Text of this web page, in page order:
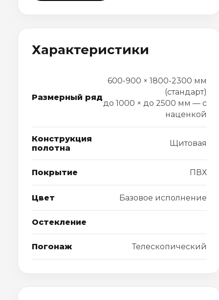
Характеристики
Размерный ряд
600-900 × 1800-2300 мм
(стандарт)
до 1000 × до 2500 мм — с
наценкой
Конструкция
полотна
Щитовая
Покрытие ПВХ
Цвет Базовое исполнение
Остекление
Погонаж Телескопический